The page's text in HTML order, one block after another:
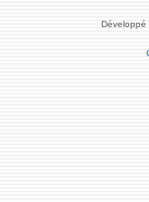
Développé